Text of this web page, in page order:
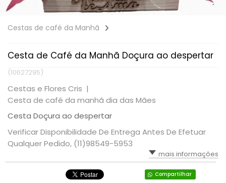
Cestas de café da Manhã
Cesta de Café da Manhã Doçura ao despertar
(10627295)
Cestas e Flores Cris |
Cesta de café da manhã dia das Mães
Cesta Doçura ao despertar
Verificar Disponibilidade De Entrega Antes De Efetuar
Qualquer Pedido, (11)98549-5953
mais informações
Compartilhar